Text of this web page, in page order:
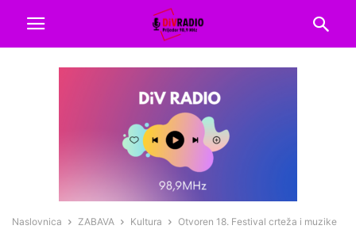
Naslovnica ZABAVA Kultura Otvoren 18. Festival crteža i muzike